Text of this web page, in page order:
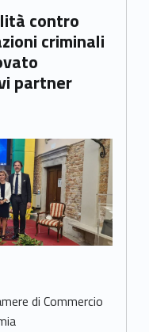
criminali
partner
di Commercio